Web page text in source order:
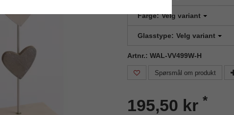
Farge: Velg variant
Glasstype: Velg variant
Artnr.: WAL-VV499W-H
Spørsmål om produkt
195,50 kr *